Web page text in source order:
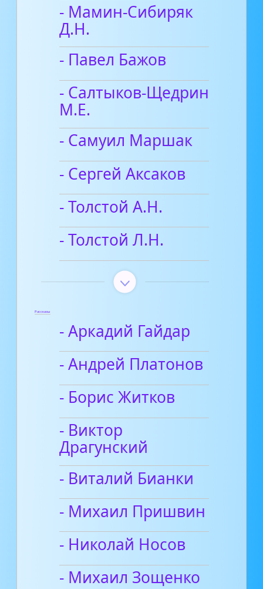
- Мамин-Сибиряк
Д.Н.
- Павел Бажов
- Салтыков-Щедрин
М.Е.
- Самуил Маршак
- Сергей Аксаков
- Толстой А.Н.
- Толстой Л.Н.
Рассказы
- Аркадий Гайдар
- Андрей Платонов
- Борис Житков
- Виктор
Драгунский
- Виталий Бианки
- Михаил Пришвин
- Николай Носов
- Михаил Зощенко